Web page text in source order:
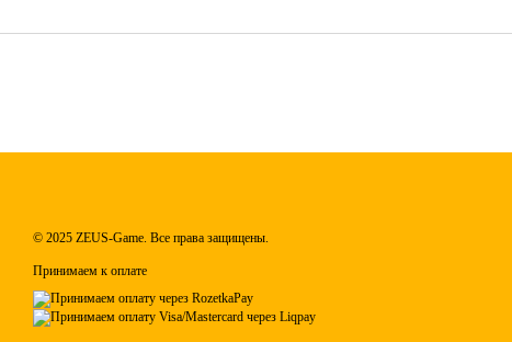
© 2025 ZEUS-Game. Все права защищены.
Принимаем к оплате